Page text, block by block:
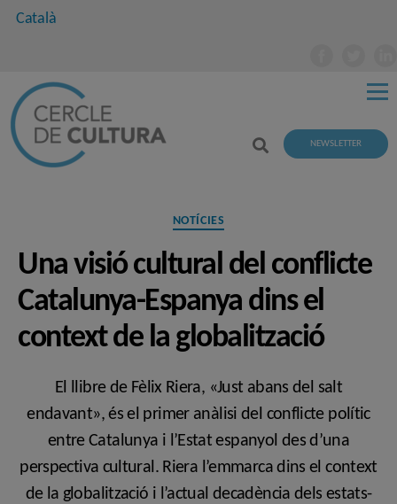
Català
NEWSLETTER
Categories
NOTÍCIES
Una visió cultural del conflicte
Catalunya-Espanya dins el
context de la globalització
El llibre de Fèlix Riera, «Just abans del salt
endavant», és el primer anàlisi del conflicte polític
entre Catalunya i l’Estat espanyol des d’una
perspectiva cultural. Riera l’emmarca dins el context
de la globalització i l’actual decadència dels estats-